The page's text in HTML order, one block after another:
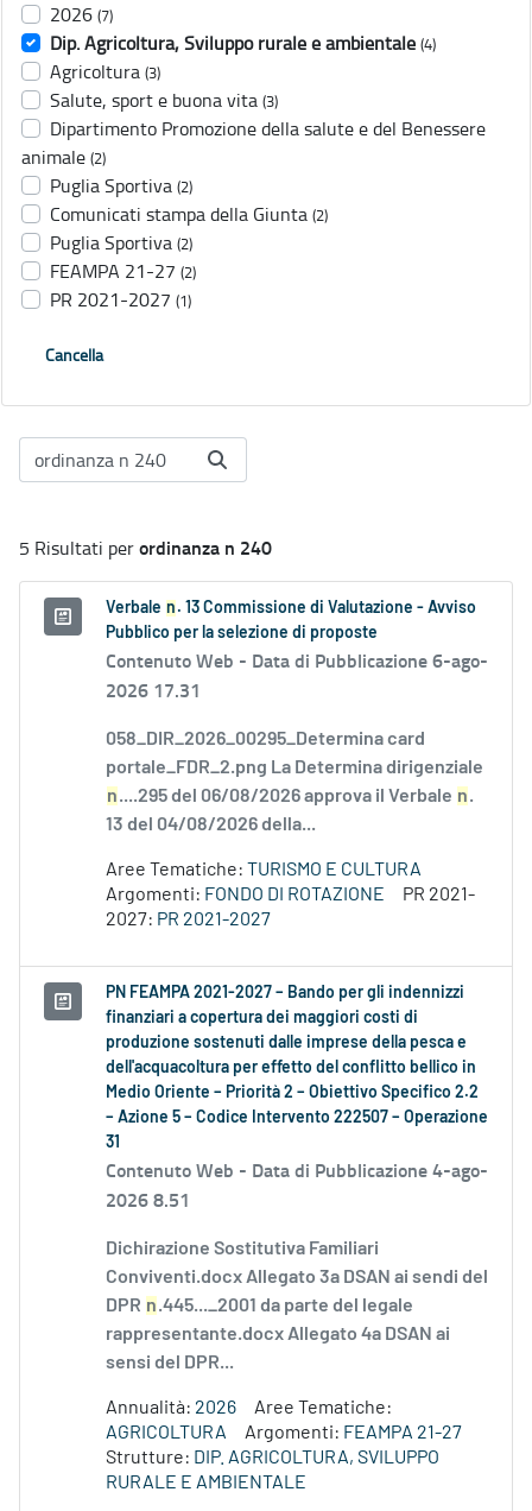
2026 (7)
Dip. Agricoltura, Sviluppo rurale e ambientale (4)
Agricoltura (3)
Salute, sport e buona vita (3)
Dipartimento Promozione della salute e del Benessere
animale (2)
Puglia Sportiva (2)
Comunicati stampa della Giunta (2)
Puglia Sportiva (2)
FEAMPA 21-27 (2)
PR 2021-2027 (1)
Cancella
5 Risultati perordinanza n 240
Verbale n . 13 Commissione di Valutazione - Avviso
Pubblico per la selezione di proposte
Contenuto Web - Data di Pubblicazione 6-ago-
2026 17.31
058_DIR_2026_00295_Determina card
portale_FDR_2.png La Determina dirigenziale
n....295 del 06/08/2026 approva il Verbale n.
13 del 04/08/2026 della...
Aree Tematiche: TURISMO E CULTURA
Argomenti: FONDO DI ROTAZIONE
PR 2021-
2027: PR 2021-2027
PN FEAMPA 2021-2027 – Bando per gli indennizzi
finanziari a copertura dei maggiori costi di
produzione sostenuti dalle imprese della pesca e
dell'acquacoltura per effetto del conflitto bellico in
Medio Oriente – Priorità 2 – Obiettivo Specifico 2.2
– Azione 5 – Codice Intervento 222507 – Operazione
31
Contenuto Web - Data di Pubblicazione 4-ago-
2026 8.51
Dichirazione Sostitutiva Familiari
Conviventi.docx Allegato 3a DSAN ai sendi del
DPR n.445..._2001 da parte del legale
rappresentante.docx Allegato 4a DSAN ai
sensi del DPR...
Annualità: 2026
Aree Tematiche:
AGRICOLTURA
Argomenti: FEAMPA 21-27
Strutture: DIP. AGRICOLTURA, SVILUPPO
RURALE E AMBIENTALE